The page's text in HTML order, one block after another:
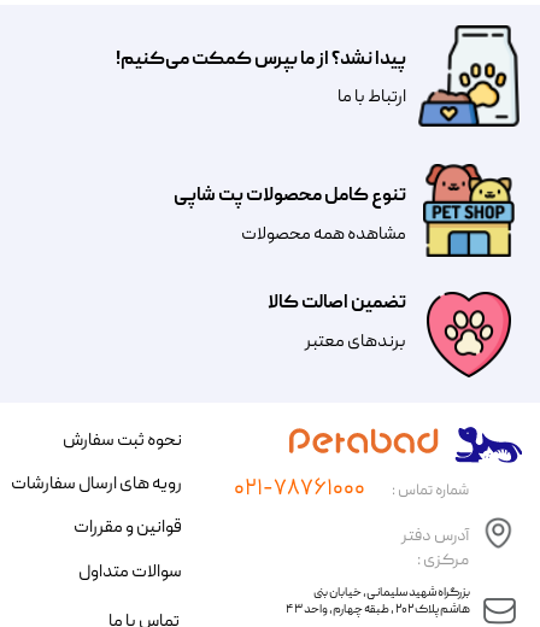
تضمین اصالت کالا
​​برندهای معتبر​​​​​​​
تنوع کامل محصولات پت شاپی
مشاهده همه محصولات
پیدا نشد؟ از ما بپرس کمکت می‌کنیم!
​​​ارتباط با ما
آدرس دفتر
مرکزی :
​​بزرگراه شهید سلیمانی، خیابان بنی
هاشم پلاک ۲۰۲ ، طبقه چهارم، واحد ۴۳
شماره تماس : ۰۲۱-۷۸۷۶۱۰۰۰
نحوه ثبت سفارش
رویه های ارسال سفارشات
قوانین و مقررات
سوالات متداول